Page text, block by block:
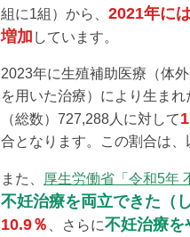
組に1組）から、 2021年に
増加 しています。
2023年に生殖補助医療（体
を用いた治療）により生ま
（総数）727,288人に対して
合となります。この割合は、
また、 厚生労働省「令和5年
不妊治療を両立できた（
10.9％
、さらに不妊治療を